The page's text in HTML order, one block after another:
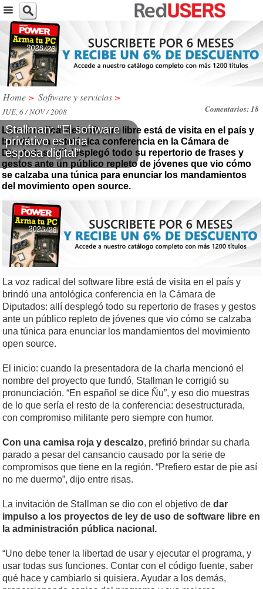
Home > Software y servicios >
Comentarios: 18
JUE, 6 / NOV / 2008
Stallman: “El software
privativo es una
esposa digital”
La voz radical del software libre está de visita en el país y
brindó una antológica conferencia en la Cámara de
Diputados: allí desplegó todo su repertorio de frases y
gestos ante un público repleto de jóvenes que vio cómo
se calzaba una túnica para enunciar los mandamientos
del movimiento open source.
La voz radical del software libre está de visita en el país y
brindó una antológica conferencia en la Cámara de
Diputados: allí desplegó todo su repertorio de frases y gestos
ante un público repleto de jóvenes que vio cómo se calzaba
una túnica para enunciar los mandamientos del movimiento
open source.
El inicio: cuando la presentadora de la charla mencionó el
nombre del proyecto que fundó, Stallman le corrigió su
pronunciación. “En español se dice Ñu”, y eso dio muestras
de lo que sería el resto de la conferencia: desestructurada,
con compromiso militante pero siempre con humor.
Con una camisa roja y descalzo, prefirió brindar su charla
parado a pesar del cansancio causado por la serie de
compromisos que tiene en la región. “Prefiero estar de pie así
no me duermo”, dijo entre risas.
La invitación de Stallman se dio con el objetivo de dar
impulso a los proyectos de ley de uso de software libre en
la administración pública nacional.
“Uno debe tener la libertad de usar y ejecutar el programa, y
usar todas sus funciones. Contar con el código fuente, saber
qué hace y cambiarlo si quisiera. Ayudar a los demás,